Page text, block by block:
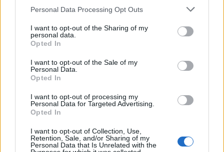
Personal Data Processing Opt Outs
I want to opt-out of the Sharing of my
personal data.
Opted In
I want to opt-out of the Sale of my
Personal Data.
Opted In
I want to opt-out of processing my
Personal Data for Targeted Advertising.
Opted In
I want to opt-out of Collection, Use,
Retention, Sale, and/or Sharing of my
Personal Data that Is Unrelated with the
Kecskeméten is szakirányú
továbbképzésekkel erősít a Gál Ferenc
Egyetem
A lakosságra is fontos szerep hárul a
HIRDETÉS